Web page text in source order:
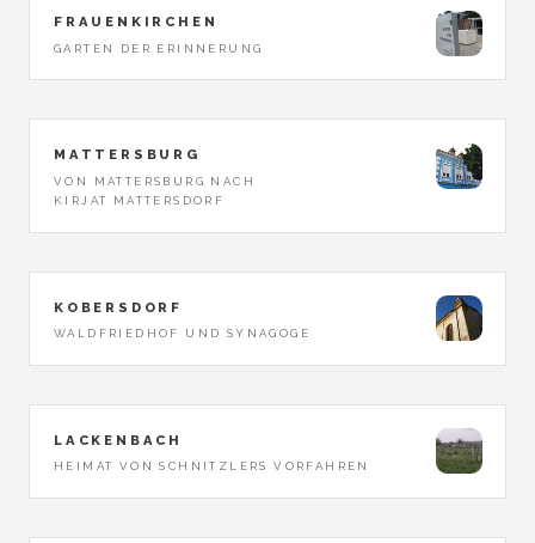
FRAUENKIRCHEN
GARTEN DER ERINNERUNG
MATTERSBURG
VON MATTERSBURG NACH
KIRJAT MATTERSDORF
KOBERSDORF
WALDFRIEDHOF UND SYNAGOGE
LACKENBACH
HEIMAT VON SCHNITZLERS VORFAHREN